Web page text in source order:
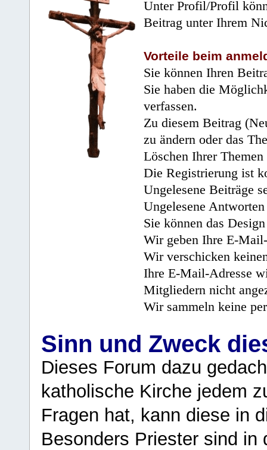
Unter Profil/Profil
Beitrag unter Ihrem
Vorteile beim
Sie können Ihren
Sie haben die
verfassen.
Zu diesem Beitrag
zu ändern oder das
Löschen Ihrer
Die Registrierung ist
Ungelesene Beiträge
Ungelesene
Sie können das
Wir geben Ihre E-
Wir verschicken
Ihre E-Mail-Adresse
Mitgliedern nicht
Wir sammeln keine
Sinn und Zweck
Dieses Forum dazu
katholische Kirche jedem
Fragen hat, kann diese in
Besonders Priester sind in